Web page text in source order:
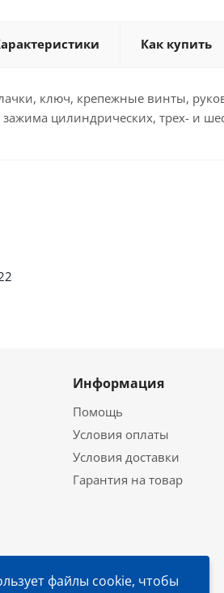
Как купить
ключ, крепежные винты,
цилиндрических, трех- и
Информация
Помощь
Условия оплаты
Условия доставки
Гарантия на товар
файлы cookie, чтобы